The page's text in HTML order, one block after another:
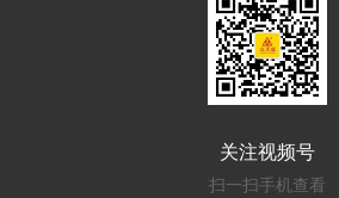
关注视频号
扫一扫手机查看